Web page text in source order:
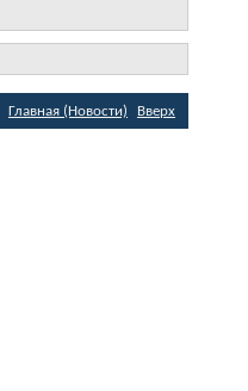
Главная (Новости) Вверх